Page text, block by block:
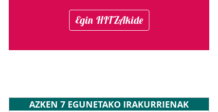
Egin HITZAkide
AZKEN 7 EGUNETAKO IRAKURRIENAK